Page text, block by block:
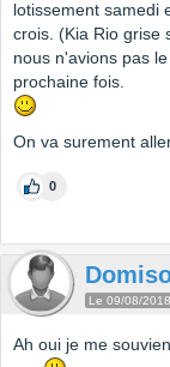
lotissement samedi
crois. (Kia Rio grise
nous n'avions pas
prochaine fois.
On va surement
0
Le 09/08/
Ah oui je me